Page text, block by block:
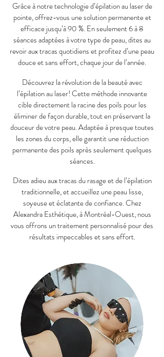
Grâce à notre technologie d’épilation au laser de
pointe, offrez-vous une solution permanente et
efficace jusqu’à 90 %. En seulement 6 à 8
séances adaptées à votre type de peau, dites au
revoir aux tracas quotidiens et profitez d’une peau
douce et sans effort, chaque jour de l’année.
Découvrez la révolution de la beauté avec
l’épilation au laser! Cette méthode innovante
cible directement la racine des poils pour les
éliminer de façon durable, tout en préservant la
douceur de votre peau. Adaptée à presque toutes
les zones du corps, elle garantit une réduction
permanente des poils après seulement quelques
séances.
Dites adieu aux tracas du rasage et de l’épilation
traditionnelle, et accueillez une peau lisse,
soyeuse et éclatante de confiance. Chez
Alexandra Esthétique, à Montréal-Ouest, nous
vous offrons un traitement personnalisé pour des
résultats impeccables et sans effort.